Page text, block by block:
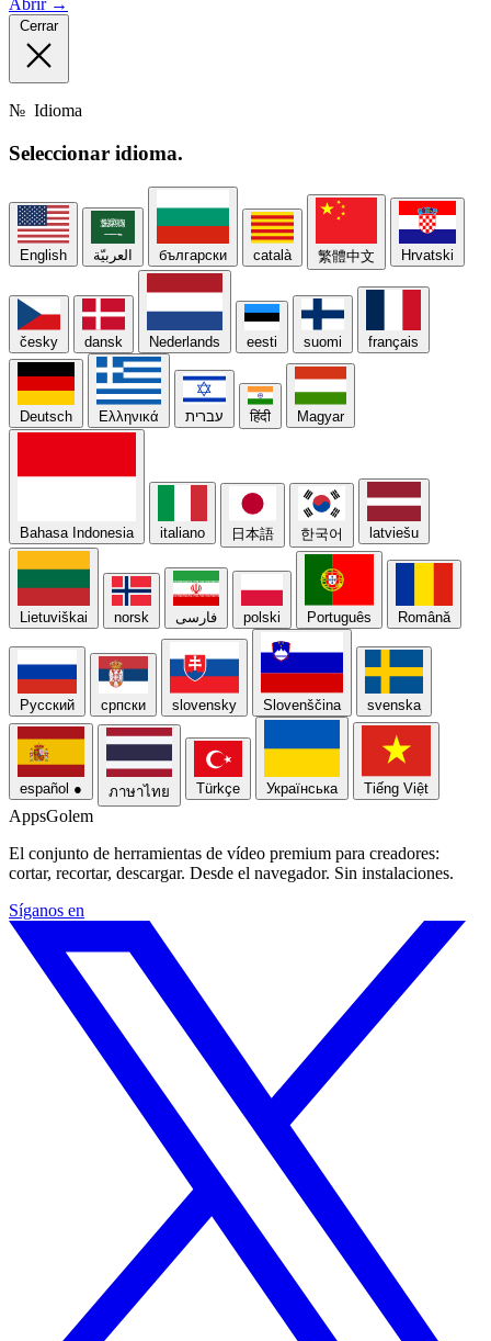
Abrir →
Cerrar
№ Idioma
Seleccionar idioma.
English العربيّة български català 繁體中文 Hrvatski
česky dansk Nederlands eesti suomi français
Deutsch Ελληνικά עברית हिंदी Magyar
Bahasa Indonesia italiano 日本語 한국어 latviešu
Lietuviškai norsk فارسی polski Português Română
Русский српски slovensky Slovenščina svenska
español ● ภาษาไทย Türkçe Українська Tiếng Việt
AppsGolem
El conjunto de herramientas de vídeo premium para creadores:
cortar, recortar, descargar. Desde el navegador. Sin instalaciones.
Síganos en